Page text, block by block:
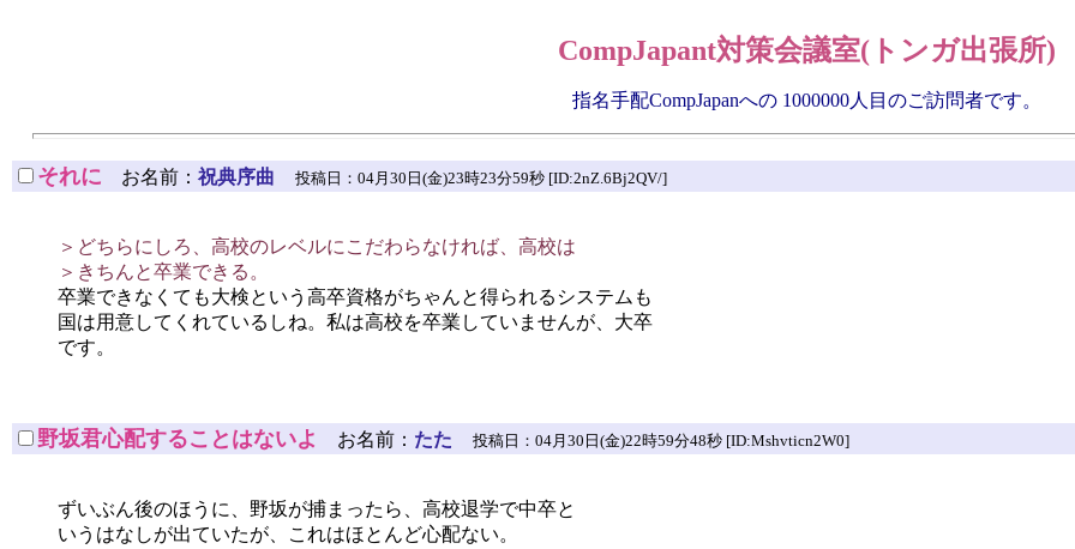
CompJapant対策会議室(トンガ出張所)
指名手配CompJapanへの 1000000人目のご訪問者です。
それに お名前： 祝典序曲 投稿日：04月30日(金)23時23分59秒 [ID:2nZ.6Bj2QV/]
＞どちらにしろ、高校のレベルにこだわらなければ、高校は
＞きちんと卒業できる。
卒業できなくても大検という高卒資格がちゃんと得られるシステムも
国は用意してくれているしね。私は高校を卒業していませんが、大卒
です。
野坂君心配することはないよ お名前： たた 投稿日：04月30日(金)22時59分48秒 [ID:Mshvticn2W0]
ずいぶん後のほうに、野坂が捕まったら、高校退学で中卒と
いうはなしが出ていたが、これはほとんど心配ない。